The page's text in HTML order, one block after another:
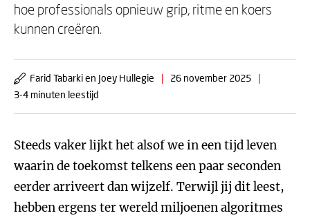
hoe professionals opnieuw grip, ritme en koers
kunnen creëren.
Farid Tabarki en Joey Hullegie | 26 november 2025
|
3-4 minuten leestijd
Steeds vaker lijkt het alsof we in een tijd leven
waarin de toekomst telkens een paar seconden
eerder arriveert dan wijzelf. Terwijl jij dit leest,
hebben ergens ter wereld miljoenen algoritmes